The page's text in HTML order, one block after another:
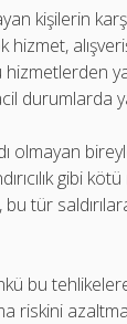
kişilerin
hizmet,
durumlarda
olmayan
gibi
tür
bu
riskini